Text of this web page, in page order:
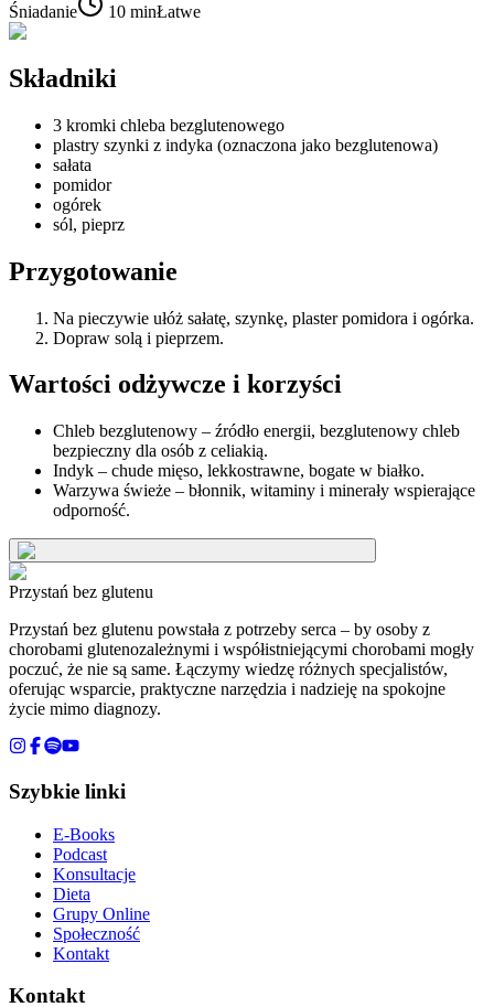
Śniadanie 10 minŁatwe
Składniki
3 kromki chleba bezglutenowego
plastry szynki z indyka (oznaczona jako bezglutenowa)
sałata
pomidor
ogórek
sól, pieprz
Przygotowanie
Na pieczywie ułóż sałatę, szynkę, plaster pomidora i ogórka.
Dopraw solą i pieprzem.
Wartości odżywcze i korzyści
Chleb bezglutenowy – źródło energii, bezglutenowy chleb
bezpieczny dla osób z celiakią.
Indyk – chude mięso, lekkostrawne, bogate w białko.
Warzywa świeże – błonnik, witaminy i minerały wspierające
odporność.
Przystań bez glutenu
Przystań bez glutenu powstała z potrzeby serca – by osoby z
chorobami glutenozależnymi i współistniejącymi chorobami mogły
poczuć, że nie są same. Łączymy wiedzę różnych specjalistów,
oferując wsparcie, praktyczne narzędzia i nadzieję na spokojne
życie mimo diagnozy.
Szybkie linki
E-Books
Podcast
Konsultacje
Dieta
Grupy Online
Społeczność
Kontakt
Kontakt